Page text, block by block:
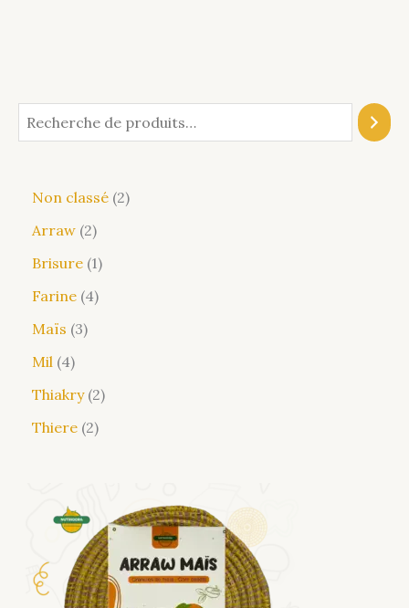
Non classé 2
Arraw 2
Brisure 1
Farine 4
Maïs 3
Mil 4
Thiakry 2
Thiere 2